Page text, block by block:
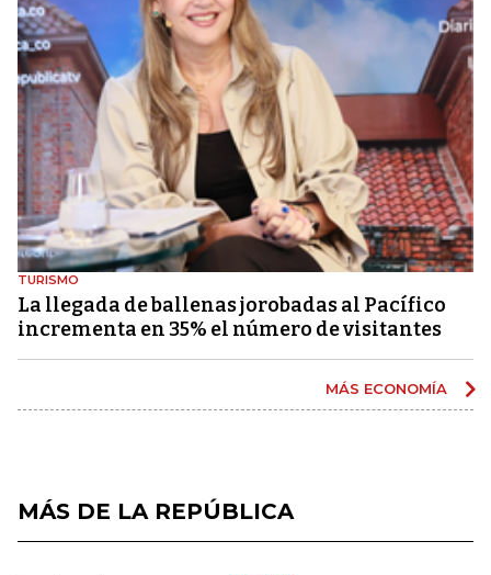
TURISMO
La llegada de ballenas jorobadas al Pacífico
incrementa en 35% el número de visitantes
MÁS ECONOMÍA
MÁS DE LA REPÚBLICA